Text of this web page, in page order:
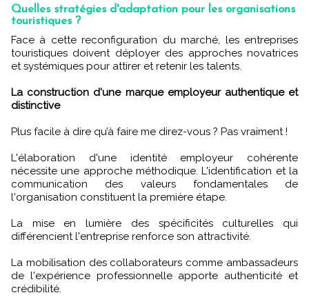
Quelles stratégies d'adaptation pour les organisations
touristiques ?
Face à cette reconfiguration du marché, les entreprises
touristiques doivent déployer des approches novatrices
et systémiques pour attirer et retenir les talents.
La construction d'une marque employeur authentique et
distinctive
Plus facile à dire qu’à faire me direz-vous ? Pas vraiment !
L'élaboration d'une identité employeur cohérente
nécessite une approche méthodique. L'identification et la
communication des valeurs fondamentales de
l'organisation constituent la première étape.
La mise en lumière des spécificités culturelles qui
différencient l'entreprise renforce son attractivité.
La mobilisation des collaborateurs comme ambassadeurs
de l'expérience professionnelle apporte authenticité et
crédibilité.